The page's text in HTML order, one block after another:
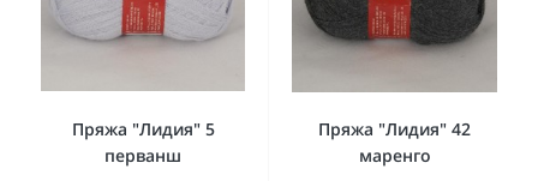
Пряжа "Лидия" 5
перванш
Пряжа "Лидия" 42
маренго